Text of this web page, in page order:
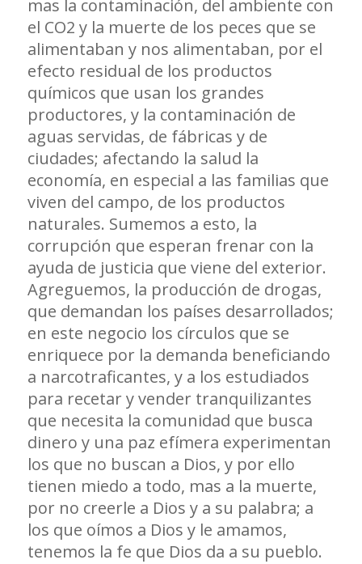
mas la contaminación, del ambiente con
el CO2 y la muerte de los peces que se
alimentaban y nos alimentaban, por el
efecto residual de los productos
químicos que usan los grandes
productores, y la contaminación de
aguas servidas, de fábricas y de
ciudades; afectando la salud la
economía, en especial a las familias que
viven del campo, de los productos
naturales. Sumemos a esto, la
corrupción que esperan frenar con la
ayuda de justicia que viene del exterior.
Agreguemos, la producción de drogas,
que demandan los países desarrollados;
en este negocio los círculos que se
enriquece por la demanda beneficiando
a narcotraficantes, y a los estudiados
para recetar y vender tranquilizantes
que necesita la comunidad que busca
dinero y una paz efímera experimentan
los que no buscan a Dios, y por ello
tienen miedo a todo, mas a la muerte,
por no creerle a Dios y a su palabra; a
los que oímos a Dios y le amamos,
tenemos la fe que Dios da a su pueblo.